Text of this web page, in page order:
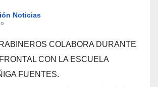
Noticias
COLABORA DURANTE
CON LA ESCUELA
FUENTES.